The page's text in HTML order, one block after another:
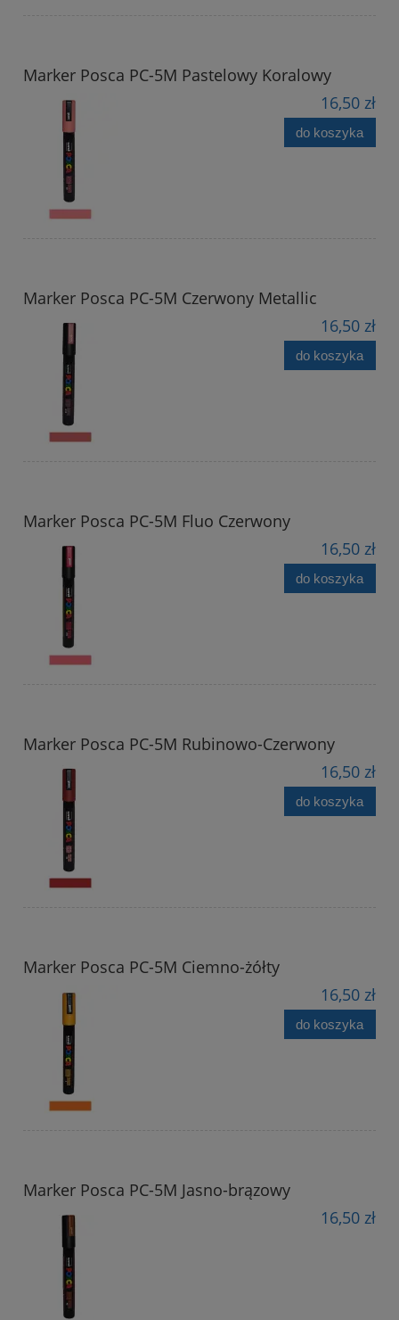
Marker Posca PC-5M Pastelowy Koralowy
16,50 zł
do koszyka
Marker Posca PC-5M Czerwony Metallic
16,50 zł
do koszyka
Marker Posca PC-5M Fluo Czerwony
16,50 zł
do koszyka
Marker Posca PC-5M Rubinowo-Czerwony
16,50 zł
do koszyka
Marker Posca PC-5M Ciemno-żółty
16,50 zł
do koszyka
Marker Posca PC-5M Jasno-brązowy
16,50 zł